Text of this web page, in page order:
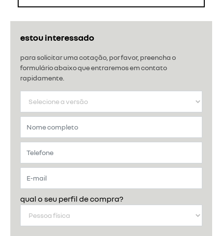
estou interessado
para solicitar uma cotação, por favor, preencha o
formulário abaixo que entraremos em contato
rapidamente.
qual o seu perfil de compra?